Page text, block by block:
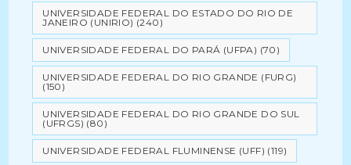
UNIVERSIDADE FEDERAL DO ESTADO DO RIO DE
JANEIRO (UNIRIO) (240)
UNIVERSIDADE FEDERAL DO PARÁ (UFPA) (70)
UNIVERSIDADE FEDERAL DO RIO GRANDE (FURG)
(150)
UNIVERSIDADE FEDERAL DO RIO GRANDE DO SUL
(UFRGS) (80)
UNIVERSIDADE FEDERAL FLUMINENSE (UFF) (119)